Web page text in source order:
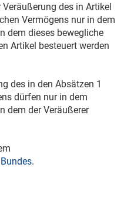
des in Artikel
Vermögens nur in dem
dem dieses bewegliche
Artikel besteuert werden
des in den Absätzen 1
dürfen nur in dem
dem der Veräußerer
.